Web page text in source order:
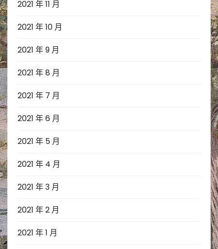
2021 年 11 月
2021 年 10 月
2021 年 9 月
2021 年 8 月
2021 年 7 月
2021 年 6 月
2021 年 5 月
2021 年 4 月
2021 年 3 月
2021 年 2 月
2021 年 1 月